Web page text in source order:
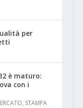
per
è maturo:
con i
, STAMPA